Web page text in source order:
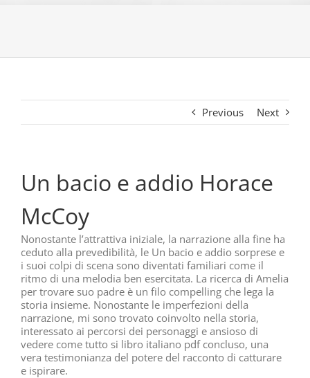
Previous Next
Un bacio e addio Horace
McCoy
Nonostante l’attrattiva iniziale, la narrazione alla fine ha
ceduto alla prevedibilità, le Un bacio e addio sorprese e
i suoi colpi di scena sono diventati familiari come il
ritmo di una melodia ben esercitata. La ricerca di Amelia
per trovare suo padre è un filo compelling che lega la
storia insieme. Nonostante le imperfezioni della
narrazione, mi sono trovato coinvolto nella storia,
interessato ai percorsi dei personaggi e ansioso di
vedere come tutto si libro italiano pdf concluso, una
vera testimonianza del potere del racconto di catturare
e ispirare.